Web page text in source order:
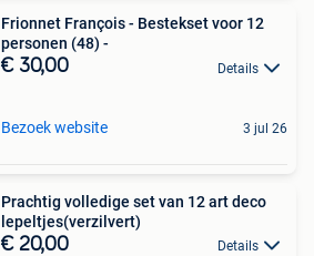
Frionnet François - Bestekset voor 12
personen (48) -
€ 30,00 Details
Bezoek website 3 jul 26
Prachtig volledige set van 12 art deco
lepeltjes(verzilvert)
€ 20,00 Details